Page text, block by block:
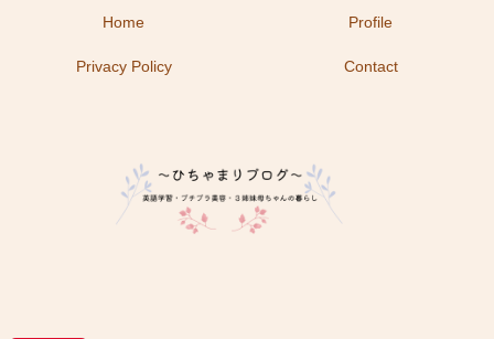
Home Profile
Privacy Policy Contact